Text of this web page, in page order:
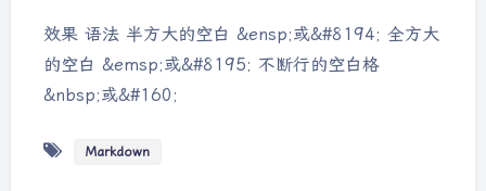
效果 语法 半方大的空白 &ensp;或&#8194; 全方大
的空白 &emsp;或&#8195; 不断行的空白格
&nbsp;或&#160;
Markdown